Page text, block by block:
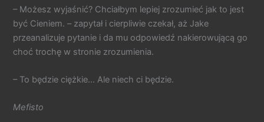
– Możesz wyjaśnić? Chciałbym lepiej zrozumieć jak to jest
być Cieniem. – zapytał i cierpliwie czekał, aż Jake
przeanalizuje pytanie i da mu odpowiedź nakierowującą go
choć trochę w stronie zrozumienia.
– To będzie ciężkie… Ale niech ci będzie.
Mefisto